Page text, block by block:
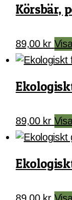
Körsbär,
89,00 kr
89,00 kr